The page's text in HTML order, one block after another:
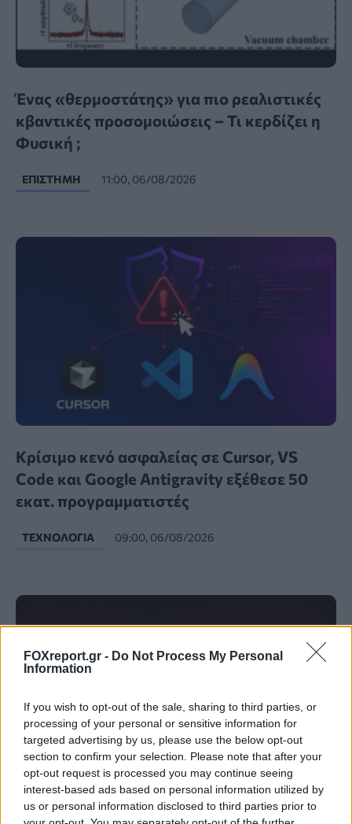
FOXreport.gr - Do Not Process My Personal
Information
If you wish to opt-out of the sale, sharing to third parties, or
processing of your personal or sensitive information for
targeted advertising by us, please use the below opt-out
section to confirm your selection. Please note that after your
opt-out request is processed you may continue seeing
interest-based ads based on personal information utilized by
us or personal information disclosed to third parties prior to
Ένας «θερμοστάτης» για πιο ρεαλιστικές
κβαντικές προσομοιώσεις – Τι κερδίζει η
Φυσική ;
ΕΠΙΣΤΉΜΗ 11:00, 06/08/2026
Κρίσιμο κενό ασφαλείας σε Cursor, VS
Code και Google Antigravity εξέθεσε 50
εκατ. προγραμματιστές
ΤΕΧΝΟΛΟΓΊΑ 09:00, 06/08/2026
Επίθεση στην αλυσίδα εφοδιασμού του